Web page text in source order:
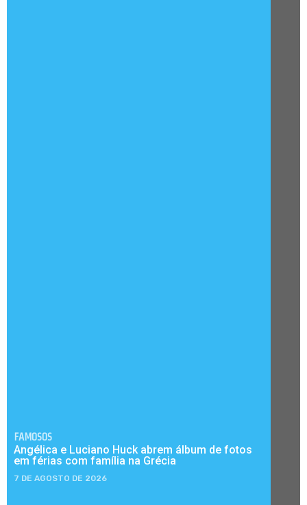
FAMOSOS
Angélica e Luciano Huck abrem álbum de fotos
em férias com família na Grécia
7 DE AGOSTO DE 2026